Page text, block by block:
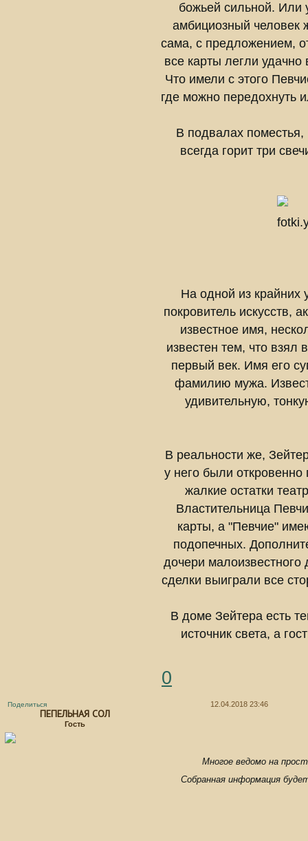
божьей сильной. Или
амбициозный
сама, с предложением,
все карты легли
Что имели с этого
где можно передохнуть
В подвалах
всегда горит три
На одной из крайних
покровитель искусств,
известное имя,
известен тем, что
первый век. Имя его
фамилию мужа.
удивительную,
В реальности же,
у него были
жалкие остатки
Властительница
карты, а "Певчие"
подопечных.
дочери малоизвестного
сделки выиграли все
В доме Зейтера есть
источник света, а
0
Поделиться 12.04.2018 23:46
ПЕПЕЛЬНАЯ СОЛ
Гость
Многое ведомо на
Собранная информация